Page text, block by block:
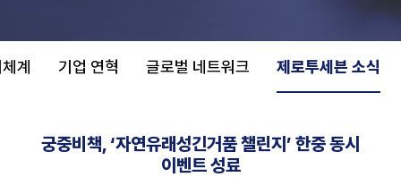
계 기업 연혁 글로벌 네트워크 제로투세븐 소식
궁중비책, ‘자연유래성긴거품 챌린지’ 한중 동시
이벤트 성료